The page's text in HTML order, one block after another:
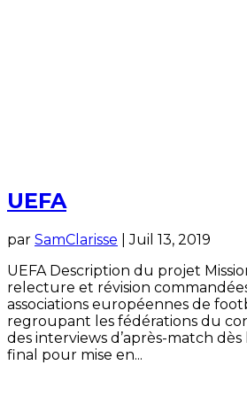
UEFA
par SamClarisse |Juil 13, 2019
UEFA Description du projet
relecture et révision
associations européennes de
regroupant les fédérations du
des interviews d’après-match
final pour mise en...